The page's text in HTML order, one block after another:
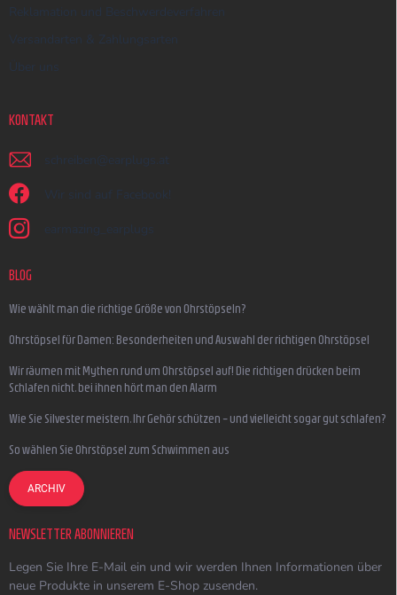
Reklamation und Beschwerdeverfahren
Versandarten & Zahlungsarten
Über uns
KONTAKT
schreiben @ earplugs.at
Wir sind auf Facebook!
earmazing_earplugs
BLOG
Wie wählt man die richtige Größe von Ohrstöpseln?
Ohrstöpsel für Damen: Besonderheiten und Auswahl der richtigen Ohrstöpsel
Wir räumen mit Mythen rund um Ohrstöpsel auf! Die richtigen drücken beim
Schlafen nicht, bei ihnen hört man den Alarm
Wie Sie Silvester meistern, Ihr Gehör schützen – und vielleicht sogar gut schlafen?
So wählen Sie Ohrstöpsel zum Schwimmen aus
ARCHIV
NEWSLETTER ABONNIEREN
Legen Sie Ihre E-Mail ein und wir werden Ihnen Informationen über
neue Produkte in unserem E-Shop zusenden.